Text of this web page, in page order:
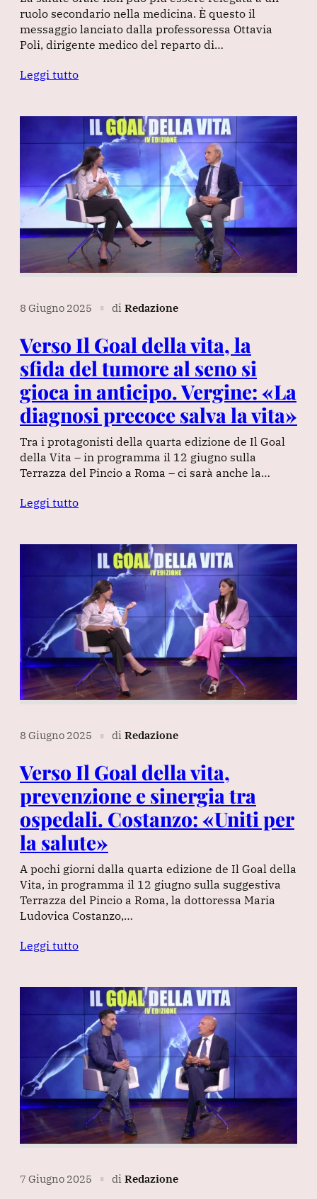
ruolo secondario nella medicina. È questo il
messaggio lanciato dalla professoressa Ottavia
Poli, dirigente medico del reparto di…
Leggi tutto
8 Giugno 2025 ∎ di Redazione
Verso Il Goal della vita, la
sfida del tumore al seno si
gioca in anticipo. Vergine: «La
diagnosi precoce salva la vita»
Tra i protagonisti della quarta edizione de Il Goal
della Vita – in programma il 12 giugno sulla
Terrazza del Pincio a Roma – ci sarà anche la…
Leggi tutto
8 Giugno 2025 ∎ di Redazione
Verso Il Goal della vita,
prevenzione e sinergia tra
ospedali. Costanzo: «Uniti per
la salute»
A pochi giorni dalla quarta edizione de Il Goal della
Vita, in programma il 12 giugno sulla suggestiva
Terrazza del Pincio a Roma, la dottoressa Maria
Ludovica Costanzo,…
Leggi tutto
7 Giugno 2025 ∎ di Redazione